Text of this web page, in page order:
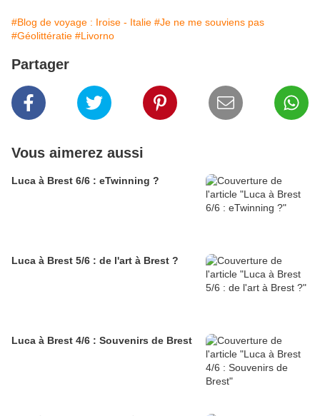
#Blog de voyage : Iroise - Italie #Je ne me souviens pas
#Géolittératie #Livorno
Partager
Vous aimerez aussi
Luca à Brest 6/6 : eTwinning ?
Luca à Brest 5/6 : de l'art à Brest ?
Luca à Brest 4/6 : Souvenirs de Brest